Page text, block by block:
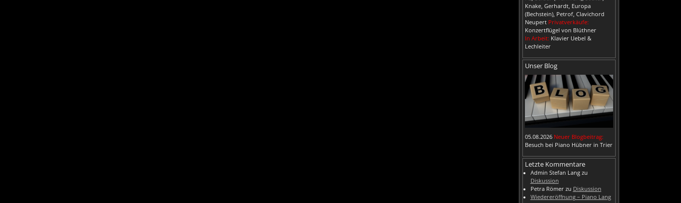
Knake, Gerhardt, Europa
(Bechstein), Petrof, Clavichord
Neupert Privatverkäufe:
Konzertflügel von Blüthner
In Arbeit: Klavier Uebel &
Lechleiter
Unser Blog
05.08.2026 Neuer Blogbeitrag:
Besuch bei Piano Hübner in Trier
Letzte Kommentare
Admin Stefan Langzu
Diskussion
Petra Römerzu Diskussion
Wiedereröffnung – Piano Lang